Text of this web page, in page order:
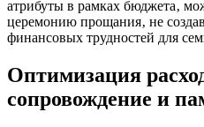
атрибуты в рамках бюджета‚
церемонию прощания‚ не
финансовых трудностей для
Оптимизация
сопровождение и